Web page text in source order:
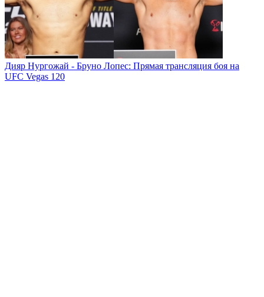
Дияр Нургожай - Бруно Лопес: Прямая трансляция боя на
UFC Vegas 120